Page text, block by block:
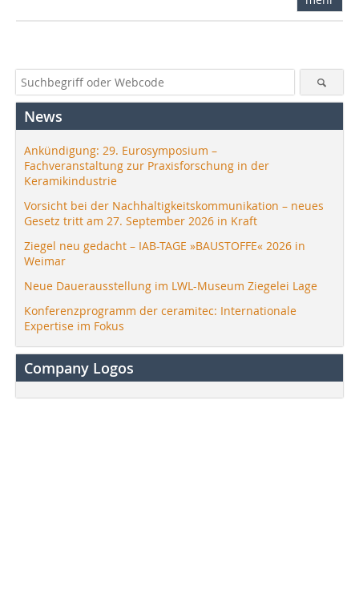
News
Ankündigung: 29. Eurosymposium –
Fachveranstaltung zur Praxisforschung in der
Keramikindustrie
Vorsicht bei der Nachhaltigkeitskommunikation – neues
Gesetz tritt am 27. September 2026 in Kraft
Ziegel neu gedacht – IAB-TAGE »BAUSTOFFE« 2026 in
Weimar
Neue Dauerausstellung im LWL-Museum Ziegelei Lage
Konferenzprogramm der ceramitec: Internationale
Expertise im Fokus
Company Logos